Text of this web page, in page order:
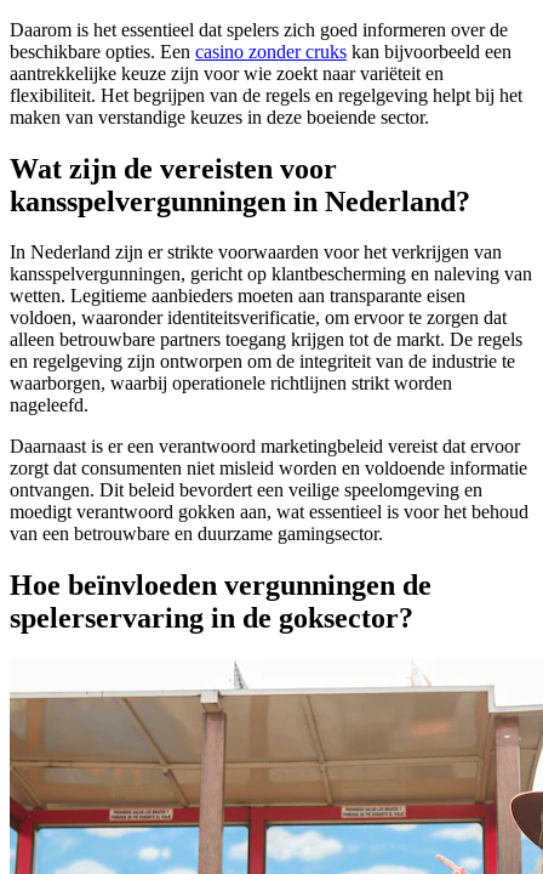
Daarom is het essentieel dat spelers zich goed informeren over de
beschikbare opties. Een casino zonder cruks kan bijvoorbeeld een
aantrekkelijke keuze zijn voor wie zoekt naar variëteit en
flexibiliteit. Het begrijpen van de regels en regelgeving helpt bij het
maken van verstandige keuzes in deze boeiende sector.
Wat zijn de vereisten voor
kansspelvergunningen in Nederland?
In Nederland zijn er strikte voorwaarden voor het verkrijgen van
kansspelvergunningen, gericht op klantbescherming en naleving van
wetten. Legitieme aanbieders moeten aan transparante eisen
voldoen, waaronder identiteitsverificatie, om ervoor te zorgen dat
alleen betrouwbare partners toegang krijgen tot de markt. De regels
en regelgeving zijn ontworpen om de integriteit van de industrie te
waarborgen, waarbij operationele richtlijnen strikt worden
nageleefd.
Daarnaast is er een verantwoord marketingbeleid vereist dat ervoor
zorgt dat consumenten niet misleid worden en voldoende informatie
ontvangen. Dit beleid bevordert een veilige speelomgeving en
moedigt verantwoord gokken aan, wat essentieel is voor het behoud
van een betrouwbare en duurzame gamingsector.
Hoe beïnvloeden vergunningen de
spelerservaring in de goksector?